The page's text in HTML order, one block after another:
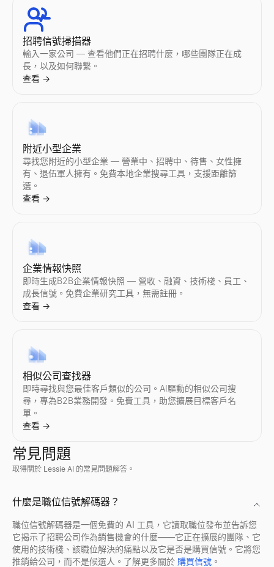
郵件外展
使用 AI 自動化個性化郵件外聯。Lessie 的冷郵件工具撰寫、傳
查看→
免費測試您的電子郵件主旨行。即時獲取長度、力量詞、垃圾郵
查看→
電子郵件垃圾郵件檢查器
免費電子郵件垃圾郵件檢查器。在發送陌生開發信或電子報之前
銷售話術生成器
在幾秒鐘內生成 B2B 銷售話術。AI 為您的行業和職位撰寫陌生
查看→
AI 回覆生成器
貼上潛在客戶的回覆 — 獲得 3 個即時回覆和您的下一步行動。
查看→
銷售異議處理器
貼上任何異議 — 獲得類型、回應框架和 2 個回覆。
追蹤電子郵件產生器
描述您上次的接觸——獲得一個能獲得回覆的 3 封電子郵件追蹤序
招聘信號掃描器
輸入一家公司 — 查看他們正在招聘什麼，哪些團隊正在成
長，以及如何聯繫。
查看 →
附近小型企業
尋找您附近的小型企業 — 營業中、招聘中、待售、女性擁
有、退伍軍人擁有。免費本地企業搜尋工具，支援距離篩
選。
查看 →
企業情報快照
即時生成B2B企業情報快照 — 營收、融資、技術棧、員工、
成長信號。免費企業研究工具，無需註冊。
查看 →
相似公司查找器
即時尋找與您最佳客戶類似的公司。AI驅動的相似公司搜
尋，專為B2B業務開發。免費工具，助您擴展目標客戶名
單。
查看 →
查看誰正在招聘 — 來自新創公司、遠端團隊和科技公司的即時招
透過任何公開使用者 ID 預覽 Discord 頭像、橫幅、使用者名稱與
常見問題
取得關於 Lessie AI 的常見問題解答。
什麼是職位信號解碼器？
職位信號解碼器是一個免費的 AI 工具，它讀取職位發布並告訴您
它揭示了招聘公司作為銷售機會的什麼——它正在擴展的團隊、它
使用的技術棧、該職位解決的痛點以及它是否是購買信號。它將您
推銷給公司，而不是候選人。了解更多關於 購買信號 。